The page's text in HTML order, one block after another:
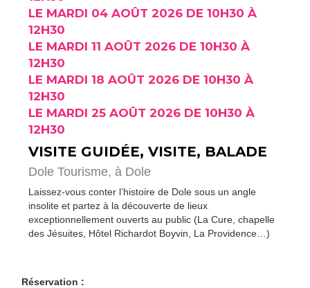
LE MARDI 04 AOÛT 2026 DE 10H30 À
12H30
LE MARDI 11 AOÛT 2026 DE 10H30 À
12H30
LE MARDI 18 AOÛT 2026 DE 10H30 À
12H30
LE MARDI 25 AOÛT 2026 DE 10H30 À
12H30
VISITE GUIDÉE, VISITE, BALADE
Dole Tourisme, à Dole
Laissez-vous conter l’histoire de Dole sous un angle
insolite et partez à la découverte de lieux
exceptionnellement ouverts au public (La Cure, chapelle
des Jésuites, Hôtel Richardot Boyvin, La Providence…)
Réservation :